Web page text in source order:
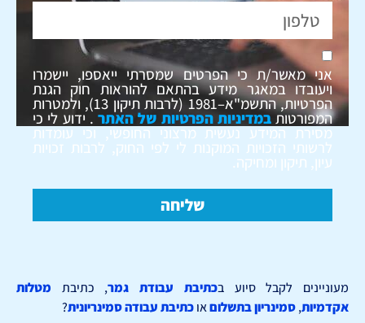
אני מאשר/ת כי הפרטים שמסרתי ייאספו, יישמרו
ויעובדו במאגר מידע בהתאם להוראות חוק הגנת
הפרטיות, התשמ"א–1981 (לרבות תיקון 13), ולמטרות
המפורטותבמדיניות הפרטיות של האתר . ידוע לי כי
מסירת המידע נעשית מרצוני החופשי, וכי עומדות
לרשותי הזכויות המוקנות לי לפי החוק, לרבות זכויות
עיון, תיקון ומחיקה.
שליחה
מעוניינים לקבל סיוע בכתיבת עבודת גמר, כתיבת מטלות
אקדמיות,סמינריון בתשלוםאוכתיבת עבודה סמינריונית?